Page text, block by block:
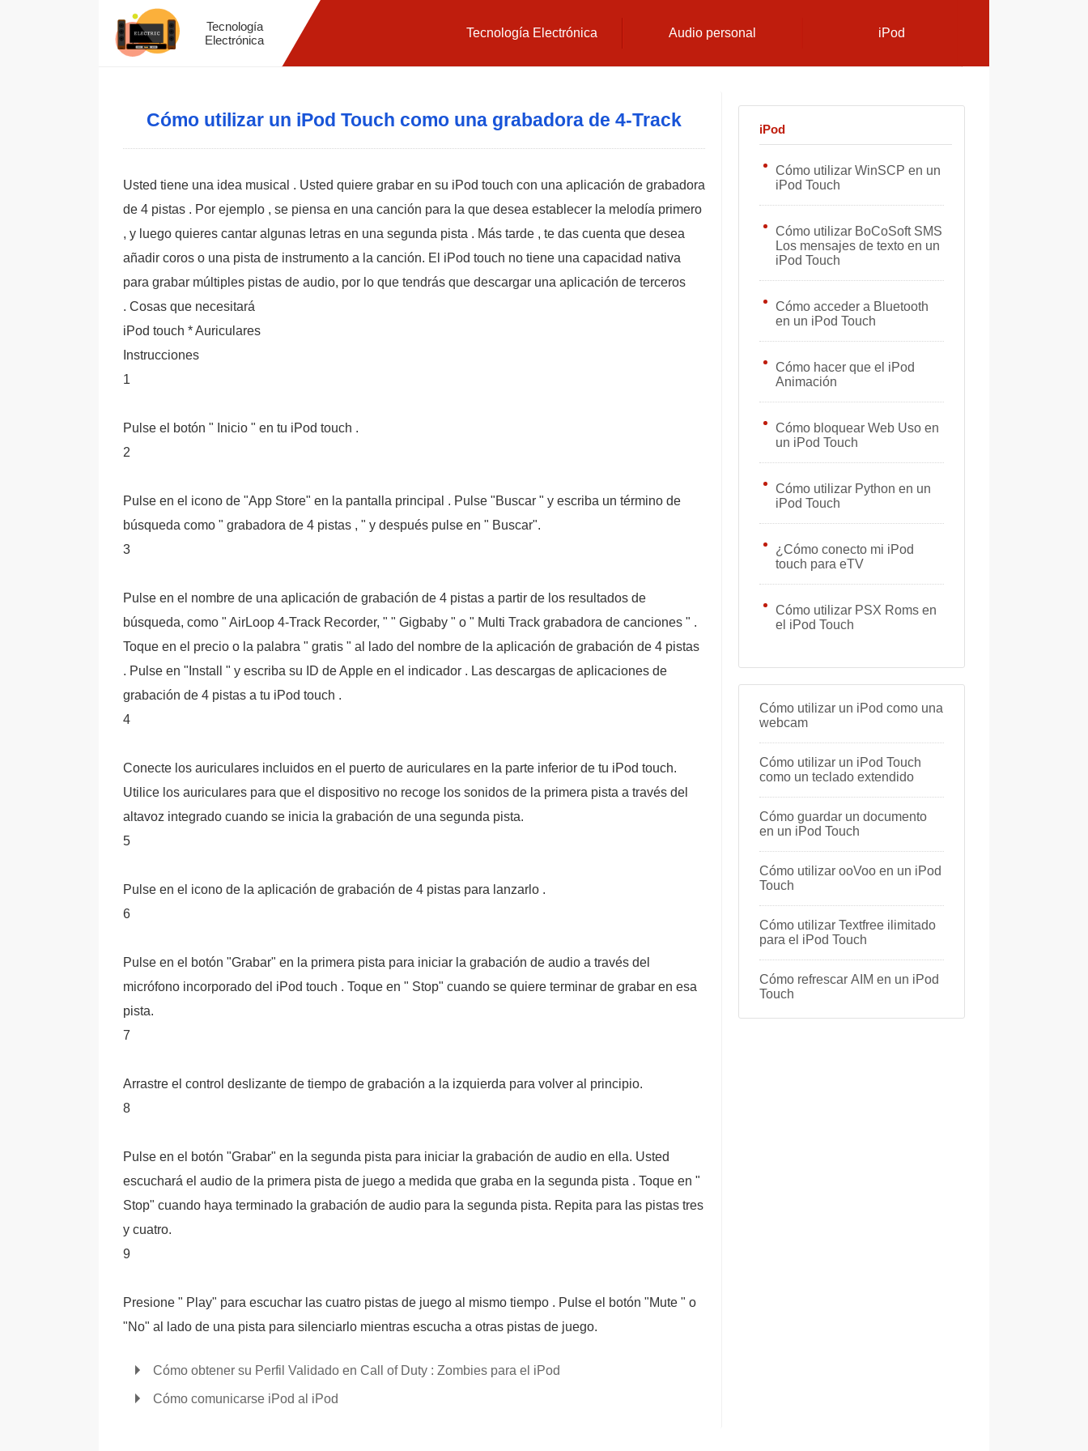
Tecnología
Electrónica
Tecnología Electrónica Audio personal iPod
Cómo utilizar un iPod Touch como una grabadora de 4-Track
Usted tiene una idea musical . Usted quiere grabar en su iPod touch con una aplicación de grabadora
de 4 pistas . Por ejemplo , se piensa en una canción para la que desea establecer la melodía primero
, y luego quieres cantar algunas letras en una segunda pista . Más tarde , te das cuenta que desea
añadir coros o una pista de instrumento a la canción. El iPod touch no tiene una capacidad nativa
para grabar múltiples pistas de audio, por lo que tendrás que descargar una aplicación de terceros
. Cosas que necesitará
iPod touch * Auriculares
Instrucciones
1
Pulse el botón " Inicio " en tu iPod touch .
2
Pulse en el icono de "App Store" en la pantalla principal . Pulse "Buscar " y escriba un término de
búsqueda como " grabadora de 4 pistas , " y después pulse en " Buscar".
3
Pulse en el nombre de una aplicación de grabación de 4 pistas a partir de los resultados de
búsqueda, como " AirLoop 4-Track Recorder, " " Gigbaby " o " Multi Track grabadora de canciones " .
Toque en el precio o la palabra " gratis " al lado del nombre de la aplicación de grabación de 4 pistas
. Pulse en "Install " y escriba su ID de Apple en el indicador . Las descargas de aplicaciones de
grabación de 4 pistas a tu iPod touch .
4
Conecte los auriculares incluidos en el puerto de auriculares en la parte inferior de tu iPod touch.
Utilice los auriculares para que el dispositivo no recoge los sonidos de la primera pista a través del
altavoz integrado cuando se inicia la grabación de una segunda pista.
5
Pulse en el icono de la aplicación de grabación de 4 pistas para lanzarlo .
6
Pulse en el botón "Grabar" en la primera pista para iniciar la grabación de audio a través del
micrófono incorporado del iPod touch . Toque en " Stop" cuando se quiere terminar de grabar en esa
pista.
7
Arrastre el control deslizante de tiempo de grabación a la izquierda para volver al principio.
8
Pulse en el botón "Grabar" en la segunda pista para iniciar la grabación de audio en ella. Usted
escuchará el audio de la primera pista de juego a medida que graba en la segunda pista . Toque en "
Stop" cuando haya terminado la grabación de audio para la segunda pista. Repita para las pistas tres
y cuatro.
9
Presione " Play" para escuchar las cuatro pistas de juego al mismo tiempo . Pulse el botón "Mute " o
"No" al lado de una pista para silenciarlo mientras escucha a otras pistas de juego.
Cómo obtener su Perfil Validado en Call of Duty : Zombies para el iPod
Cómo comunicarse iPod al iPod
iPod
Cómo utilizar WinSCP en un
iPod Touch
Cómo utilizar BoCoSoft SMS
Los mensajes de texto en un
iPod Touch
Cómo acceder a Bluetooth
en un iPod Touch
Cómo hacer que el iPod
Animación
Cómo bloquear Web Uso en
un iPod Touch
Cómo utilizar Python en un
iPod Touch
¿Cómo conecto mi iPod
touch para eTV
Cómo utilizar PSX Roms en
el iPod Touch
Cómo utilizar un iPod como una
webcam
Cómo utilizar un iPod Touch
como un teclado extendido
Cómo guardar un documento
en un iPod Touch
Cómo utilizar ooVoo en un iPod
Touch
Cómo utilizar Textfree ilimitado
para el iPod Touch
Cómo refrescar AIM en un iPod
Touch